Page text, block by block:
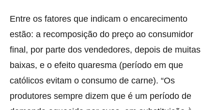
Entre os fatores que indicam o encarecimento
estão: a recomposição do preço ao consumidor
final, por parte dos vendedores, depois de muitas
baixas, e o efeito quaresma (período em que
católicos evitam o consumo de carne). “Os
produtores sempre dizem que é um período de